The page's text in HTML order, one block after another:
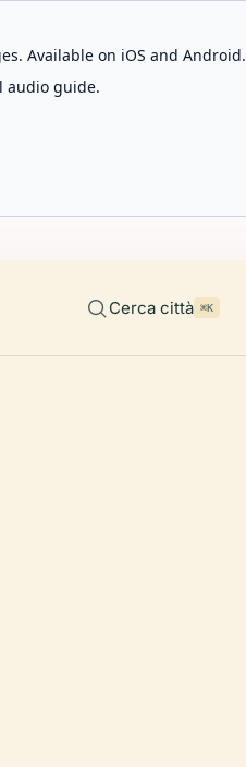
Available on iOS and Android.
audio guide.
Cerca città ⌘K